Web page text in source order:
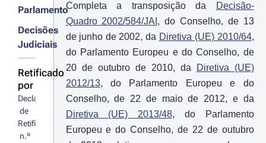
Parlamento
Decisões
Judiciais
Retificado
por
Declaração
de
Retificação
n.º
Completa a transposição da
Decisão-
Quadro 2002/584/JAI , do Conselho, de 13
de junho de 2002, da Diretiva (UE) 2010/64,
do Parlamento Europeu e do Conselho, de
20 de outubro de 2010, da
Diretiva (UE)
2012/13, do Parlamento Europeu e do
Conselho, de 22 de maio de 2012, e da
Diretiva (UE) 2013/48, do Parlamento
Europeu e do Conselho, de 22 de outubro